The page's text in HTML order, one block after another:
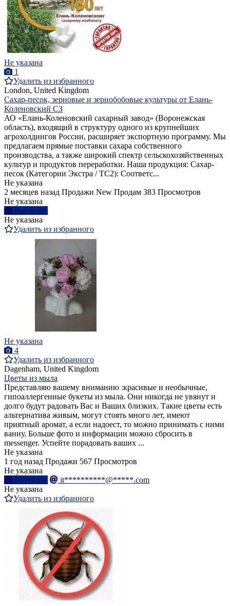
Не указана
1
Удалить из избранного
London, United Kingdom
Сахар-песок, зерновые и зернобобовые культуры от Елань-
Коленовский СЗ
АО «Елань-Коленовский сахарный завод» (Воронежская
область), входящий в структуру одного из крупнейших
агрохолдингов России, расширяет экспортную программу. Мы
предлагаем прямые поставки сахара собственного
производства, а также широкий спектр сельскохозяйственных
культур и продуктов переработки. Наша продукция: Сахар-
песок (Категории Экстра / ТС2): Соответс...
Не указана
2 месяцев назад Продажи New Продам 383 Просмотров
Не указана
Написать
Не указана
Удалить из избранного
Не указана
4
Удалить из избранного
Dagenham, United Kingdom
Цветы из мыла
Представляю вашему вниманию :красивые и необычные,
гипоаллергенные букеты из мыла. Они никогда не увянут и
долго будут радовать Вас и Ваших близких. Такие цветы есть
альтернатива живым, могут стоять много лет, имеют
приятный аромат, а если надоест, то можно принимать с ними
ванну. Больше фото и информации можно сбросить в
messenger. Успейте порадовать ваших ...
Не указана
1 год назад Продажи 567 Просмотров
Не указана
Написать
it**********@*****.com
Не указана
Удалить из избранного